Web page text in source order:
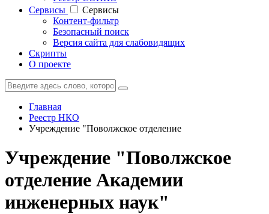
Cервисы
Cервисы
Контент-фильтр
Безопасный поиск
Версия сайта для слабовидящих
Скрипты
О проекте
Главная
Реестр НКО
Учреждение "Поволжское отделение
Учреждение "Поволжское
отделение Академии
инженерных наук"